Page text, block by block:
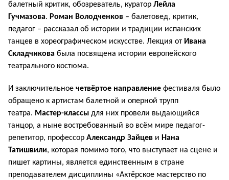
балетный критик, обозреватель, куратор Лейла
Гучмазова. Роман Володченков – балетовед, критик,
педагог – рассказал об истории и традиции испанских
танцев в хореографическом искусстве. Лекция от Ивана
Складчикова была посвящена истории европейского
театрального костюма.
И заключительное четвёртое направление фестиваля было
обращено к артистам балетной и оперной трупп
театра. Мастер-классы для них провели выдающийся
танцор, а ныне востребованный во всём мире педагог-
репетитор, профессор Александр Зайцев и Нана
Татишвили, которая помимо того, что выступает на сцене и
пишет картины, является единственным в стране
преподавателем дисциплины «Актёрское мастерство по